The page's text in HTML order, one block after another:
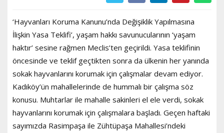
‘Hayvanları Koruma Kanunu’nda Değişiklik Yapılmasına
İlişkin Yasa Teklifi’, yaşam hakkı savunucularının ‘yaşam
haktır’ sesine rağmen Meclis’ten geçirildi. Yasa teklifinin
öncesinde ve teklif geçtikten sonra da ülkenin her yanında
sokak hayvanlarını korumak için çalışmalar devam ediyor.
Kadıköy’ün mahallelerinde de hummalı bir çalışma söz
konusu. Muhtarlar ile mahalle sakinleri el ele verdi, sokak
hayvanlarını korumak için çalışmalara başladı. Geçen haftaki
sayımızda Rasimpaşa ile Zühtüpaşa Mahallesi’ndeki